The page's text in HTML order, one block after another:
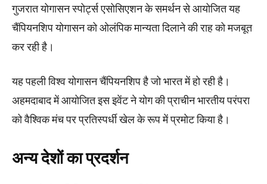
गुजरात योगासन स्पोर्ट्स एसोसिएशन के समर्थन से आयोजित यह
चैंपियनशिप योगासन को ओलंपिक मान्यता दिलाने की राह को मजबूत
कर रही है।
यह पहली विश्व योगासन चैंपियनशिप है जो भारत में हो रही है।
अहमदाबाद में आयोजित इस इवेंट ने योग की प्राचीन भारतीय परंपरा
को वैश्विक मंच पर प्रतिस्पर्धी खेल के रूप में प्रमोट किया है।
अन्य देशों का प्रदर्शन